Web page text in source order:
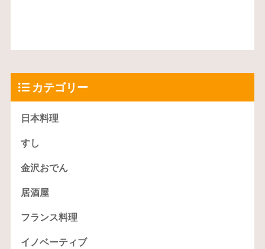
カテゴリー
日本料理
すし
金沢おでん
居酒屋
フランス料理
イノベーティブ